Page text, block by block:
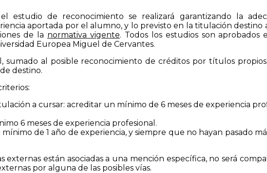
estudio de reconocimiento se realizará garantizando la
aportada por el alumno, y lo previsto en la titulación destino
de la normativa vigente. Todos los estudios son aprobados
Europea Miguel de Cervantes.
sumado al posible reconocimiento de créditos por títulos
destino.
a cursar: acreditar un mínimo de 6 meses de experiencia
6 meses de experiencia profesional.
de 1 año de experiencia, y siempre que no hayan pasado
externas están asociadas a una mención específica, no será
por alguna de las posibles vías.